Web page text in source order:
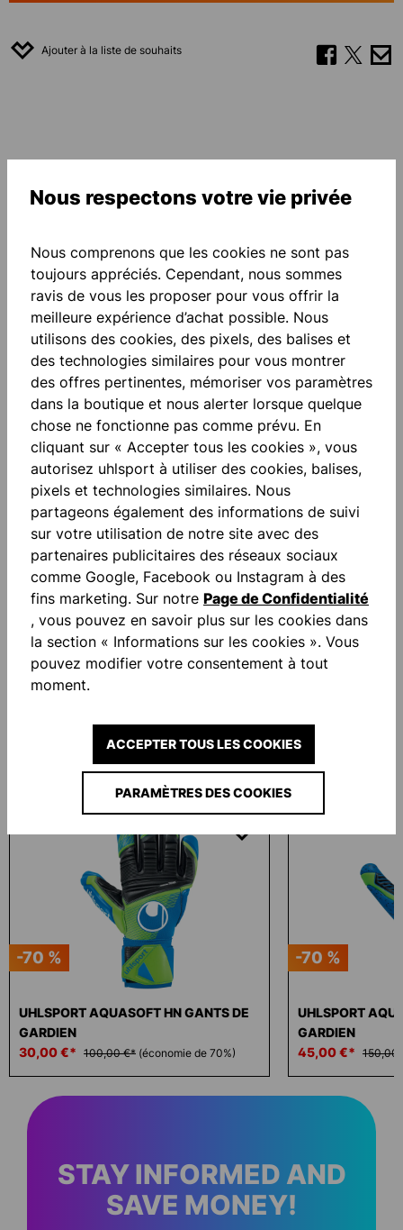
Ajouter à la liste de souhaits
Description
temps humide des propriétés d'adhéren…Plus
Évaluations
Ignorer la galerie de produits
Accessory Items
GK RAIN VEST
NOUVEAU
-70 %
Ignorer la galerie de produits
Similar Items
-70 %
UHLSPORT AQUASOFT HN GANTS DE
GARDIEN
30,00 €* 100,00 €* (économie de 70%)
-70 %
UHLSPORT
GARDIEN
45,00 €* 150,00
STAY INFORMED AND
SAVE MONEY!
Nous respectons votre vie privée
Nous comprenons que les cookies ne sont pas
toujours appréciés. Cependant, nous sommes
ravis de vous les proposer pour vous offrir la
meilleure expérience d’achat possible. Nous
utilisons des cookies, des pixels, des balises et
des technologies similaires pour vous montrer
des offres pertinentes, mémoriser vos paramètres
dans la boutique et nous alerter lorsque quelque
chose ne fonctionne pas comme prévu. En
cliquant sur « Accepter tous les cookies », vous
autorisez uhlsport à utiliser des cookies, balises,
pixels et technologies similaires. Nous
partageons également des informations de suivi
sur votre utilisation de notre site avec des
partenaires publicitaires des réseaux sociaux
comme Google, Facebook ou Instagram à des
fins marketing. Sur notre Page de Confidentialité
, vous pouvez en savoir plus sur les cookies dans
la section « Informations sur les cookies ». Vous
pouvez modifier votre consentement à tout
moment.
PARAMÈTRES DES COOKIES
ACCEPTER TOUS LES COOKIES